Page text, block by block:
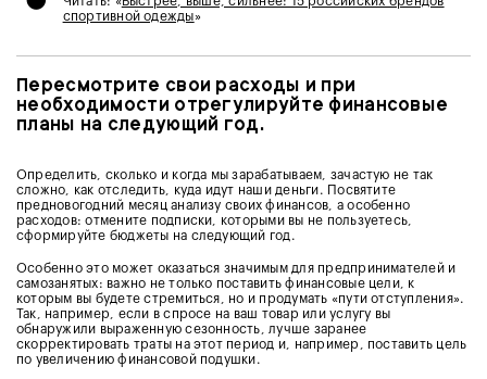
спортивной одежды»
Пересмотрите свои расходы и при
необходимости отрегулируйте финансовые
планы на следующий год.
Определить, сколько и когда мы зарабатываем, зачастую не так
сложно, как отследить, куда идут наши деньги. Посвятите
предновогодний месяц анализу своих финансов, а особенно
расходов: отмените подписки, которыми вы не пользуетесь,
сформируйте бюджеты на следующий год.
Особенно это может оказаться значимым для предпринимателей и
самозанятых: важно не только поставить финансовые цели, к
которым вы будете стремиться, но и продумать «пути отступления».
Так, например, если в спросе на ваш товар или услугу вы
обнаружили выраженную сезонность, лучше заранее
скорректировать траты на этот период и, например, поставить цель
по увеличению финансовой подушки.